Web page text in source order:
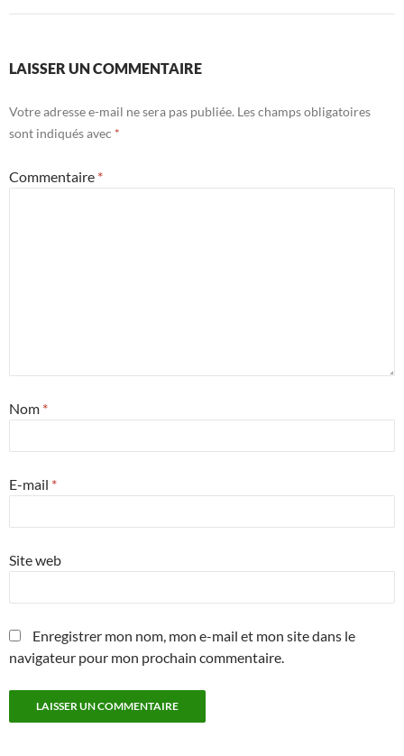
LAISSER UN COMMENTAIRE
Votre adresse e-mail ne sera pas publiée. Les champs obligatoires
sont indiqués avec *
Commentaire *
Nom *
E-mail *
Site web
Enregistrer mon nom, mon e-mail et mon site dans le
navigateur pour mon prochain commentaire.